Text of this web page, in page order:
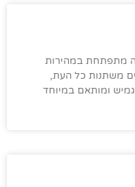
מתפתחת במהירות
משתנות כל העת,
גמיש ומותאם במיוחד